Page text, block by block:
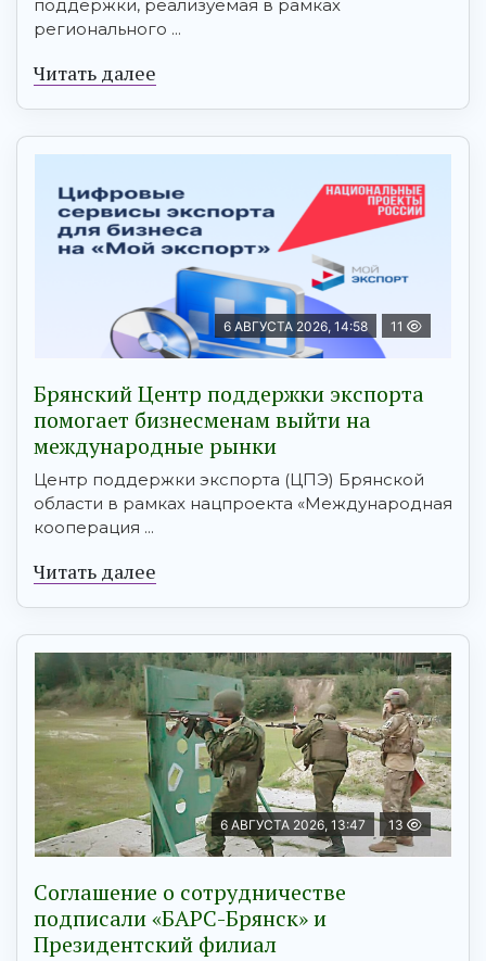
поддержки, реализуемая в рамках
регионального ...
Читать далее
6 АВГУСТА 2026, 14:58 11
Брянский Центр поддержки экспорта
помогает бизнесменам выйти на
международные рынки
Центр поддержки экспорта (ЦПЭ) Брянской
области в рамках нацпроекта «Международная
кооперация ...
Читать далее
6 АВГУСТА 2026, 13:47 13
Соглашение о сотрудничестве
подписали «БАРС-Брянск» и
Президентский филиал